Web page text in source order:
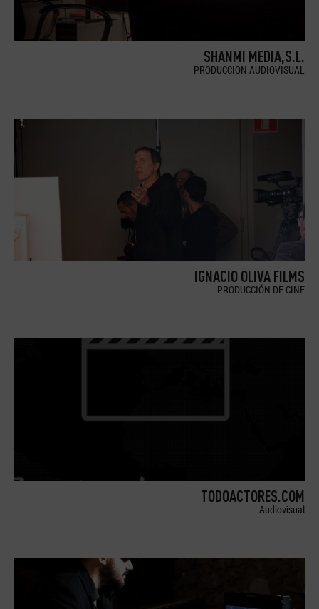
SHANMI MEDIA,S.L.
PRODUCCION AUDIOVISUAL
IGNACIO OLIVA FILMS
PRODUCCIÓN DE CINE
TODOACTORES.COM
Audiovisual